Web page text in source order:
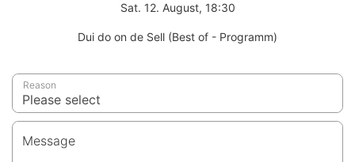
Sat. 12. August, 18:30
Dui do on de Sell (Best of - Programm)
Reason
Message